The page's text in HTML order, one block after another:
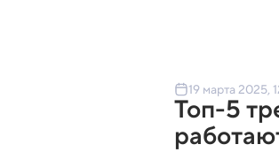
19 марта 2025,
Топ-5